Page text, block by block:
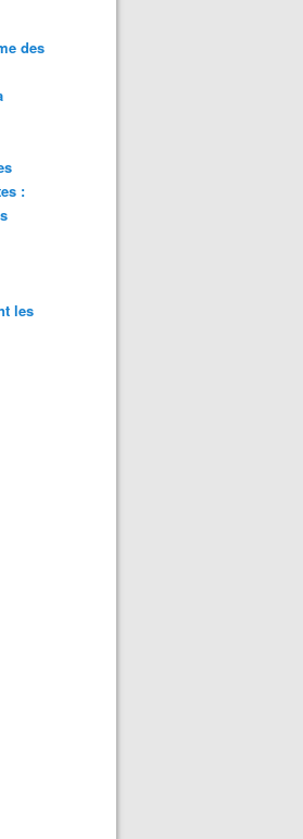
des
:
les